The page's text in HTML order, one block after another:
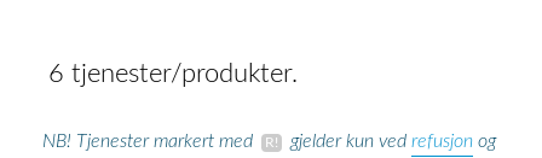
6 tjenester/produkter.
NB! Tjenester markert med gjelder kun ved refusjon og